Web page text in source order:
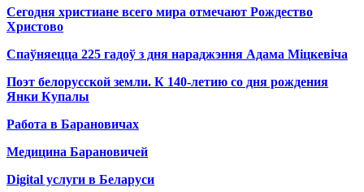
Сегодня христиане всего мира отмечают Рождество
Христово
Спаўняецца 225 гадоў з дня нараджэння Адама Міцкевіча
Поэт белорусской земли. К 140-летию со дня рождения
Янки Купалы
Работа в Барановичах
Медицина Барановичей
Digital услуги в Беларуси